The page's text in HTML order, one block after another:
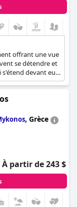
offrant une vue
se détendre et
s'étend devant eux.
, Grèce
À partir de 243 $